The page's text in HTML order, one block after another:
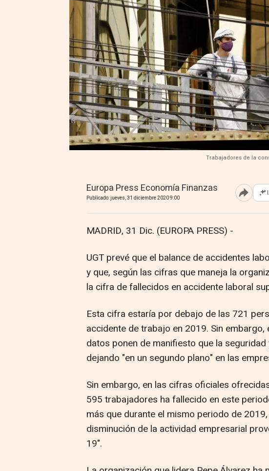
Trabajadores de la
Europa Press Economía Finanzas
Publicado: jueves, 31 diciembre 2020 9:00 Abrir
MADRID, 31 Dic. (EUROPA PRESS) -
UGT prevé que el balance de accidentes
y que, según las cifras que maneja la
la cifra de fallecidos en accidente laboral
Esta cifra estaría por debajo de las 721
accidente de trabajo en 2019. Sin
datos ponen de manifiesto que la
dejando "en un segundo plano" en las
Sin embargo, en las cifras oficiales
595 trabajadores ha fallecido en este
más que durante el mismo periodo de
disminución de la actividad empresarial
19".